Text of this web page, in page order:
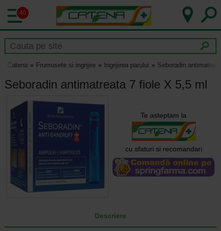
40
Catena Frumusete si ingrijire Ingrijirea parului Seboradin
Seboradin antimatreata 7 fiole X 5,5 ml
Te asteptam la
cu sfaturi si recomandari
Descriere